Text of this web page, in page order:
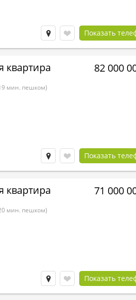
Показать
квартира
мин. пешком)
82 000
Показать
квартира
мин. пешком)
71 000
Показать